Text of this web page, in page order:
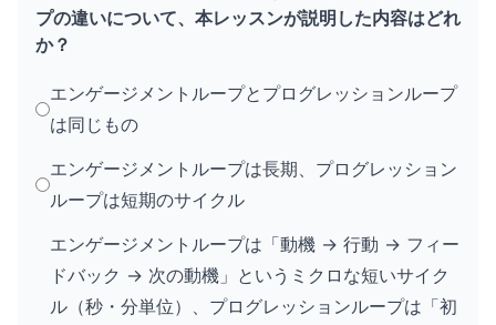
プの違いについて、本レッスンが説明した内容はどれ
か？
エンゲージメントループとプログレッションループ
は同じもの
エンゲージメントループは長期、プログレッション
ループは短期のサイクル
エンゲージメントループは「動機 → 行動 → フィー
ドバック → 次の動機」というミクロな短いサイク
ル（秒・分単位）、プログレッションループは「初